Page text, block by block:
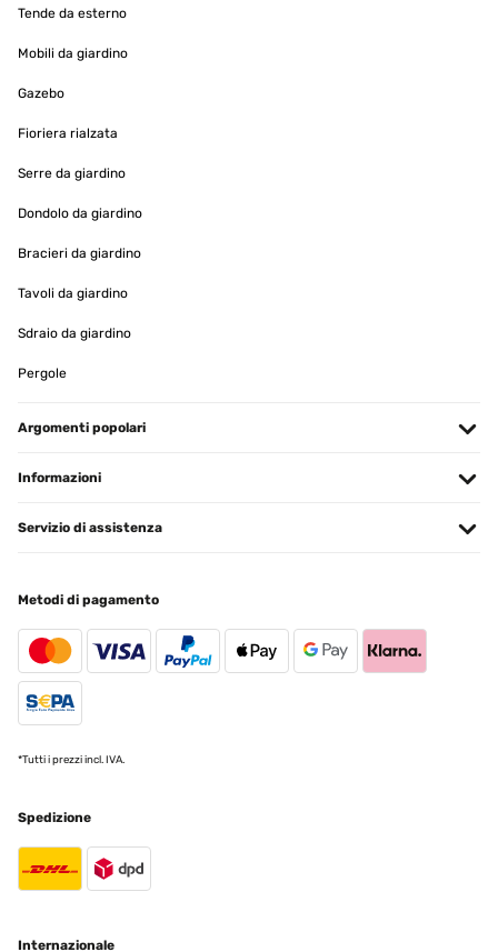
Tende da esterno
Mobili da giardino
Gazebo
Fioriera rialzata
Serre da giardino
Dondolo da giardino
Bracieri da giardino
Tavoli da giardino
Sdraio da giardino
Pergole
Argomenti popolari
Informazioni
Servizio di assistenza
Metodi di pagamento
*Tutti i prezzi incl. IVA.
Spedizione
Internazionale